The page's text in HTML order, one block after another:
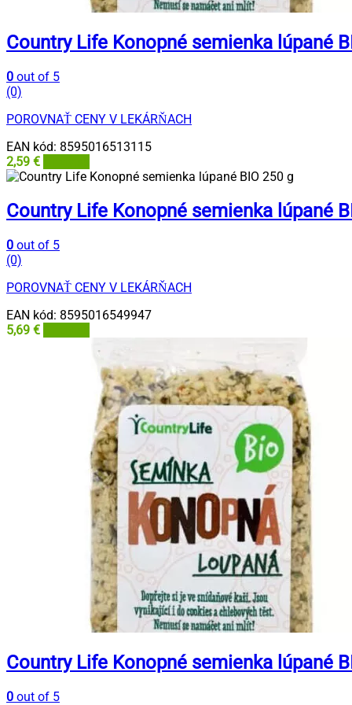
Country Life Konopné semienka lúpané
0 out of 5
(0)
POROVNAŤ CENY V LEKÁRŇACH
EAN kód: 8595016513115
2,59 €
Country Life Konopné semienka lúpané
0 out of 5
(0)
POROVNAŤ CENY V LEKÁRŇACH
EAN kód: 8595016549947
5,69 €
Country Life Konopné semienka lúpané
0 out of 5